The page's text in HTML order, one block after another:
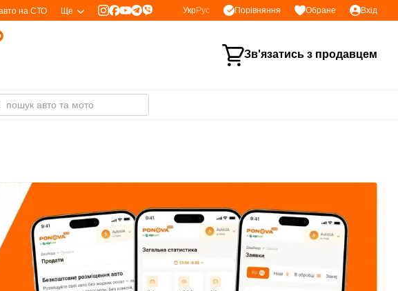
на СТО Ще УкрРус Порівняння Обране Вхід
Зв'язатись з продавцем